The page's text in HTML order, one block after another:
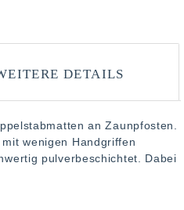
DETAILS
an Zaunpfosten.
wenigen Handgriffen
pulverbeschichtet. Dabei